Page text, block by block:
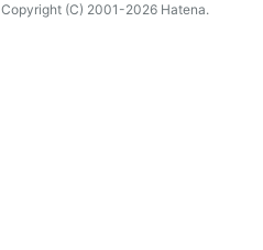
Copyright (C) 2001-2026 Hatena.